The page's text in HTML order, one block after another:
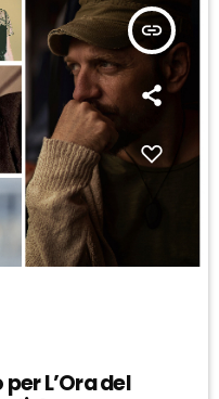
insert_link
L’Ora del